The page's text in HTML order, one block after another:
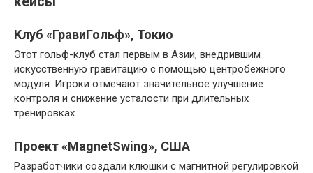
Клуб «ГравиГольф», Токио
Этот гольф-клуб стал первым в Азии, внедрившим
искусственную гравитацию с помощью центробежного
модуля. Игроки отмечают значительное улучшение
контроля и снижение усталости при длительных
тренировках.
Проект «MagnetSwing», США
Разработчики создали клюшки с магнитной регулировкой